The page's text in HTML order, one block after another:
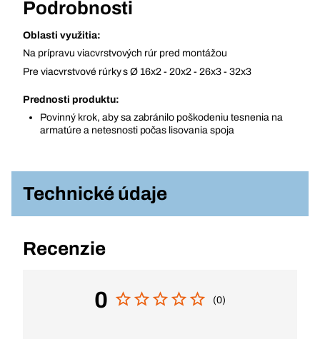
Podrobnosti
Oblasti využitia:
Na prípravu viacvrstvových rúr pred montážou
Pre viacvrstvové rúrky s Ø 16x2 - 20x2 - 26x3 - 32x3
Prednosti produktu:
Povinný krok, aby sa zabránilo poškodeniu tesnenia na
armatúre a netesnosti počas lisovania spoja
Technické údaje
Recenzie
0 (0)